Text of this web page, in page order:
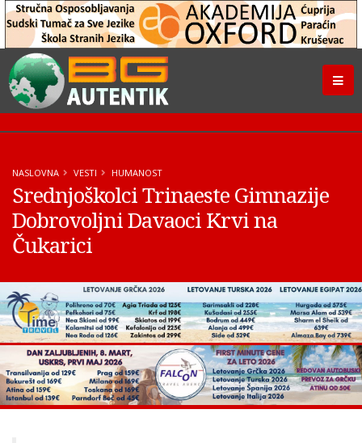
NASLOVNA VESTI HUMANOST
Srednjoškolci Trinaeste Gimnazije
Dobrovoljni Davaoci Krvi na
Čukarici